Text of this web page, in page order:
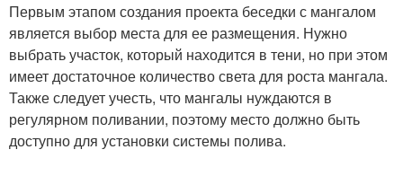
Первым этапом создания проекта беседки с мангалом
является выбор места для ее размещения. Нужно
выбрать участок, который находится в тени, но при этом
имеет достаточное количество света для роста мангала.
Также следует учесть, что мангалы нуждаются в
регулярном поливании, поэтому место должно быть
доступно для установки системы полива.